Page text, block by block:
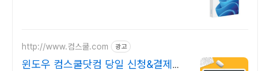
http://www.컴스쿨.com 광고
윈도우 컴스쿨닷컴 당일 신청&결제시